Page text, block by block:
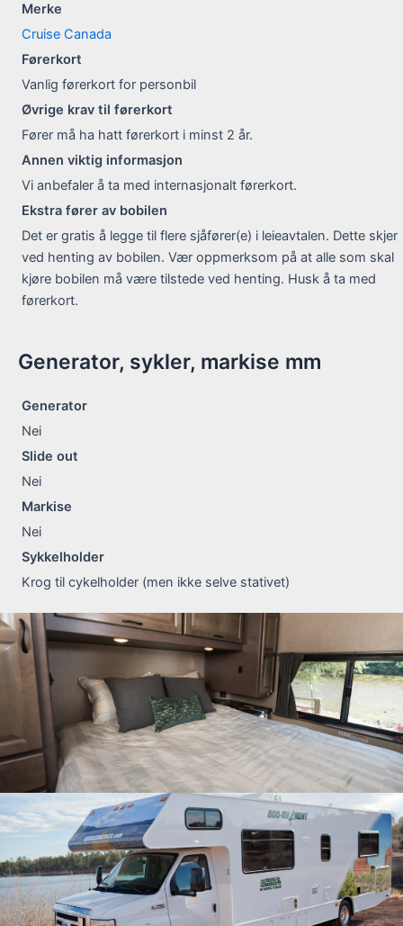
Merke
Cruise Canada
Førerkort
Vanlig førerkort for personbil
Øvrige krav til førerkort
Fører må ha hatt førerkort i minst 2 år.
Annen viktig informasjon
Vi anbefaler å ta med internasjonalt førerkort.
Ekstra fører av bobilen
Det er gratis å legge til flere sjåfører(e) i leieavtalen. Dette skjer
ved henting av bobilen. Vær oppmerksom på at alle som skal
kjøre bobilen må være tilstede ved henting. Husk å ta med
førerkort.
Generator, sykler, markise mm
Generator
Nei
Slide out
Nei
Markise
Nei
Sykkelholder
Krog til cykelholder (men ikke selve stativet)